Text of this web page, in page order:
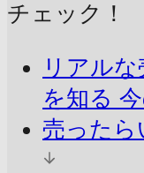
チェック！
リアル
を知る
売ったら